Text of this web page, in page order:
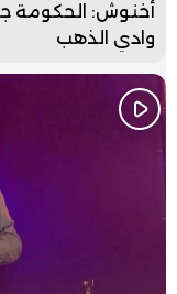
وادي الذهب